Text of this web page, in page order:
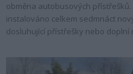
obměna autobusových
instalováno celkem sedmnáct
dosluhující přístřešky nebo doplní